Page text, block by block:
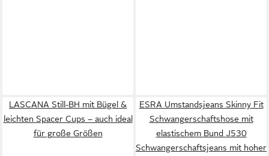
LASCANA Still-BH mit Bügel &
leichten Spacer Cups – auch ideal
für große Größen
ESRA Umstandsjeans Skinny Fit
Schwangerschaftshose mit
elastischem Bund J530
Schwangerschaftsjeans mit hoher